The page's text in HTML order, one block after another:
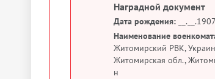
Наградной документ
Дата рождения: __.__.1907
Наименование
Житомирский РВК,
Житомирская обл.,
н